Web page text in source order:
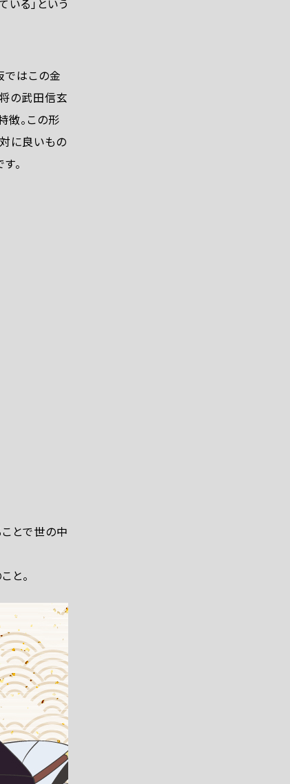
る」という
ではこの金
の武田信玄
徴。この形
に良いもの
。
とで世の中
と。